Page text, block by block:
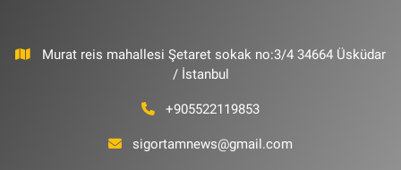
Murat reis mahallesi Şetaret sokak no:3/4 34664 Üsküdar
/ İstanbul
+905522119853
sigortamnews@gmail.com